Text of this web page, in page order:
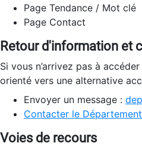
Page Tendance / Mot clé
Page Contact
Retour d'information et
Si vous n’arrivez pas à
orienté vers une alternative
Envoyer un message :
Contacter le
Voies de recours